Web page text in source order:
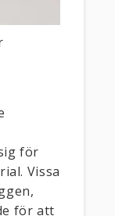
för
Vissa
för att